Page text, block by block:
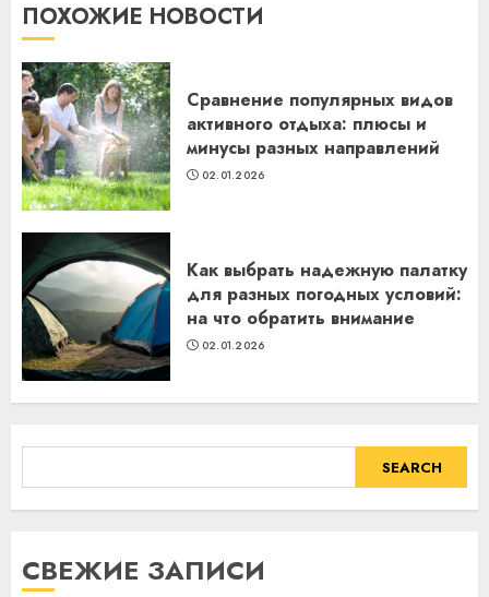
ПОХОЖИЕ НОВОСТИ
Сравнение популярных видов
активного отдыха: плюсы и
минусы разных направлений
02.01.2026
Как выбрать надежную палатку
для разных погодных условий:
на что обратить внимание
02.01.2026
SEARCH
СВЕЖИЕ ЗАПИСИ